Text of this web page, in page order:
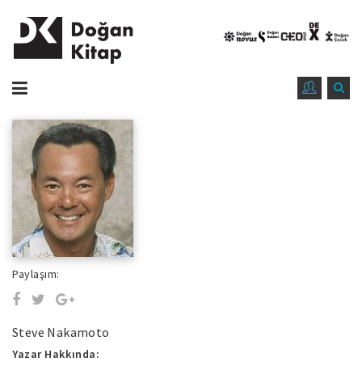
Paylaşım:
Steve Nakamoto
Yazar Hakkında: